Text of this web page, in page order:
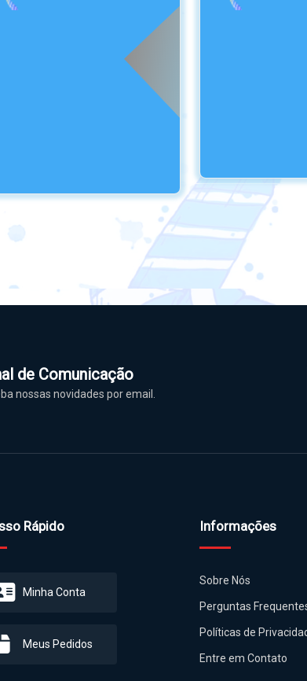
de Comunicação
nossas novidades por email.
Rápido
Minha Conta
Meus Pedidos
Informações
Sobre Nós
Perguntas
Políticas de
Entre em Contato